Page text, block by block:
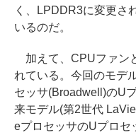
く、LPDDR3に変更さ
いるのだ。
加えて、CPUファン
れている。今回のモデ
セッサ(Broadwell)のU
来モデル(第2世代
eプロセッサのUプロセ